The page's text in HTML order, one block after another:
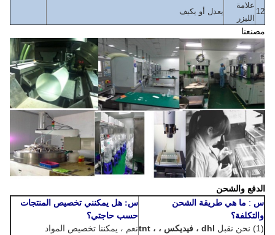
12
علامة
الليزر
يعدل أو يكيف
مصنعنا
الدفع والشحن
س : ما هي طريقة الشحن
والتكلفة؟
(1) نحن نقبل
dhl ، فيديكس ، tnt ،
س: هل يمكنني تخصيص المنتجات
حسب حاجتي؟
نعم ، يمكننا تخصيص المواد